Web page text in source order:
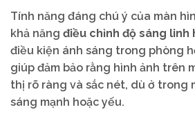
Tính năng đáng chú ý của màn
khả năng điều chỉnh độ sáng linh
điều kiện ánh sáng trong phòng
giúp đảm bảo rằng hình ảnh trên
thị rõ ràng và sắc nét, dù ở trong
sáng mạnh hoặc yếu.